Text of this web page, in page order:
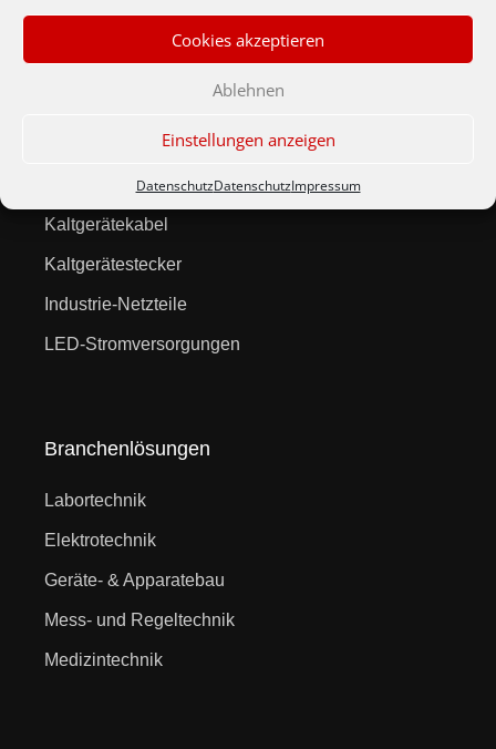
Cookies akzeptieren
Ablehnen
Einstellungen anzeigen
DatenschutzDatenschutzImpressum
Netzleitungen
Kaltgerätekabel
Kaltgerätestecker
Industrie-Netzteile
LED-Stromversorgungen
Branchenlösungen
Labortechnik
Elektrotechnik
Geräte- & Apparatebau
Mess- und Regeltechnik
Medizintechnik